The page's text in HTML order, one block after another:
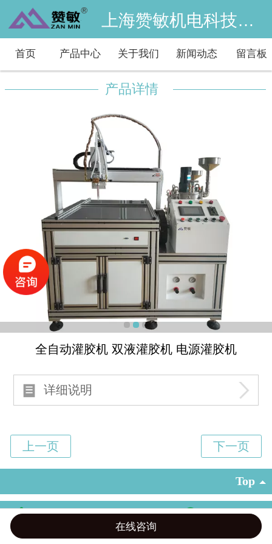
上海赞敏机电科技有限公司
首页 产品中心 关于我们 新闻动态 留言板
产品详情
全自动灌胶机 双液灌胶机 电源灌胶机
详细说明
Top
18817482129 15618965299 18721183257
上海赞敏机电科技 版权所有
沪ICP备14053847号-2 | 电脑版
电话咨询 微信客服 在线留言 在线地图 信息咨询
在线咨询